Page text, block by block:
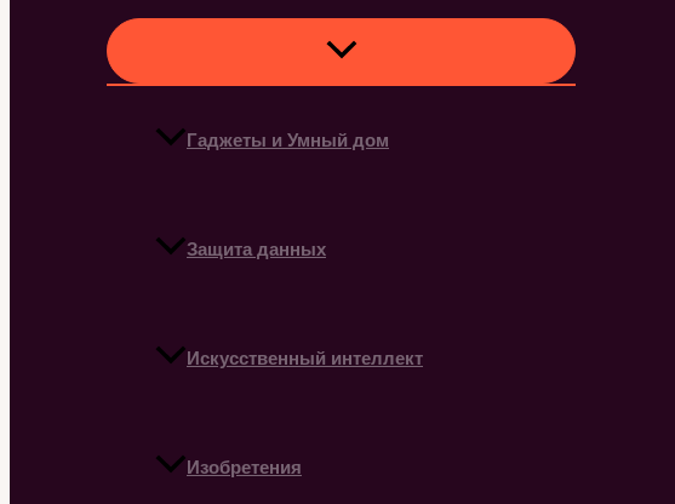
Гаджеты и Умный дом
Защита данных
Искусственный интеллект
Изобретения